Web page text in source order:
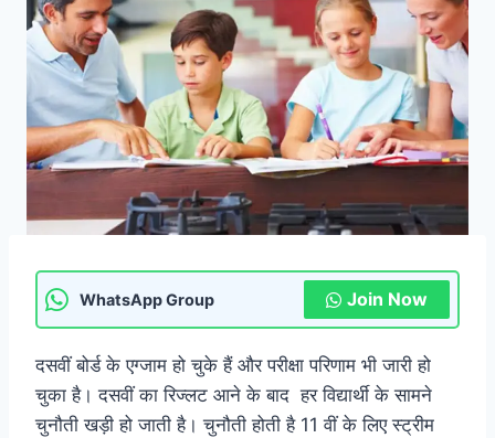
WhatsApp Group Join Now
दसवीं बोर्ड के एग्जाम हो चुके हैं और परीक्षा परिणाम भी जारी हो
चुका है। दसवीं का रिज्लट आने के बाद हर विद्यार्थी के सामने
चुनौती खड़ी हो जाती है। चुनौती होती है 11 वीं के लिए स्ट्रीम